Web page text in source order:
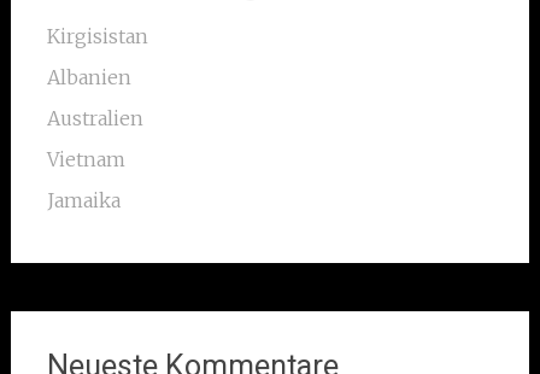
Kirgisistan
Albanien
Australien
Vietnam
Jamaika
Neueste Kommentare